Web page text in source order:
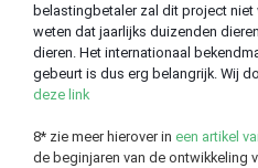
belastingbetaler zal dit project
weten dat jaarlijks duizenden
dieren. Het internationaal
gebeurt is dus erg belangrijk. Wij
deze link
8* zie meer hierover in een artikel
de beginjaren van de ontwikkeling